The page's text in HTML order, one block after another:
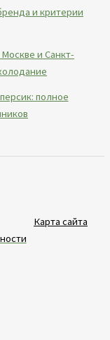
и критерии
и Санкт-
полное
Карта сайта